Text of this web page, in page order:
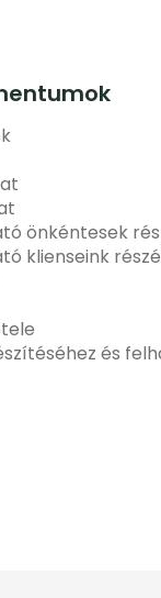
önkéntesek
klienseink
és